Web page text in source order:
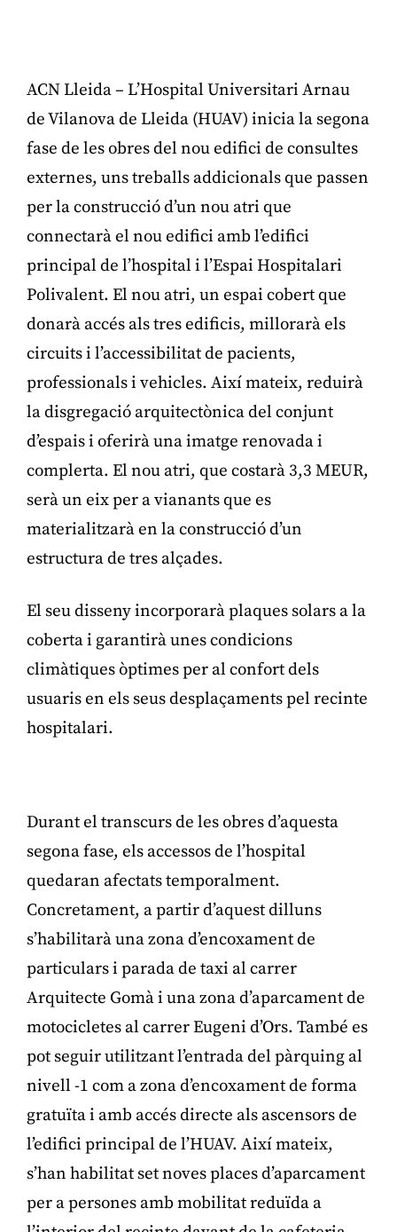
ACN Lleida – L’Hospital Universitari Arnau
de Vilanova de Lleida (HUAV) inicia la segona
fase de les obres del nou edifici de consultes
externes, uns treballs addicionals que passen
per la construcció d’un nou atri que
connectarà el nou edifici amb l’edifici
principal de l’hospital i l’Espai Hospitalari
Polivalent. El nou atri, un espai cobert que
donarà accés als tres edificis, millorarà els
circuits i l’accessibilitat de pacients,
professionals i vehicles. Així mateix, reduirà
la disgregació arquitectònica del conjunt
d’espais i oferirà una imatge renovada i
complerta. El nou atri, que costarà 3,3 MEUR,
serà un eix per a vianants que es
materialitzarà en la construcció d’un
estructura de tres alçades.
El seu disseny incorporarà plaques solars a la
coberta i garantirà unes condicions
climàtiques òptimes per al confort dels
usuaris en els seus desplaçaments pel recinte
hospitalari.
Durant el transcurs de les obres d’aquesta
segona fase, els accessos de l’hospital
quedaran afectats temporalment.
Concretament, a partir d’aquest dilluns
s’habilitarà una zona d’encoxament de
particulars i parada de taxi al carrer
Arquitecte Gomà i una zona d’aparcament de
motocicletes al carrer Eugeni d’Ors. També es
pot seguir utilitzant l’entrada del pàrquing al
nivell -1 com a zona d’encoxament de forma
gratuïta i amb accés directe als ascensors de
l’edifici principal de l’HUAV. Així mateix,
s’han habilitat set noves places d’aparcament
per a persones amb mobilitat reduïda a